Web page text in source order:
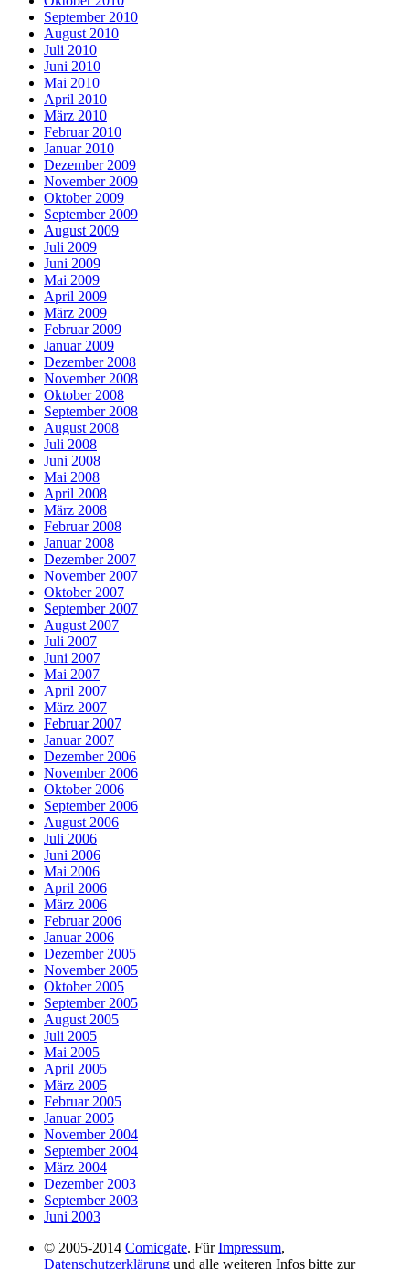
September 2010
August 2010
Juli 2010
Juni 2010
Mai 2010
April 2010
März 2010
Februar 2010
Januar 2010
Dezember 2009
November 2009
Oktober 2009
September 2009
August 2009
Juli 2009
Juni 2009
Mai 2009
April 2009
März 2009
Februar 2009
Januar 2009
Dezember 2008
November 2008
Oktober 2008
September 2008
August 2008
Juli 2008
Juni 2008
Mai 2008
April 2008
März 2008
Februar 2008
Januar 2008
Dezember 2007
November 2007
Oktober 2007
September 2007
August 2007
Juli 2007
Juni 2007
Mai 2007
April 2007
März 2007
Februar 2007
Januar 2007
Dezember 2006
November 2006
Oktober 2006
September 2006
August 2006
Juli 2006
Juni 2006
Mai 2006
April 2006
März 2006
Februar 2006
Januar 2006
Dezember 2005
November 2005
Oktober 2005
September 2005
August 2005
Juli 2005
Mai 2005
April 2005
März 2005
Februar 2005
Januar 2005
November 2004
September 2004
März 2004
Dezember 2003
September 2003
Juni 2003
© 2005-2014 Comicgate. FürImpressum,
Datenschutzerklärung und alle weiteren Infos bitte zur